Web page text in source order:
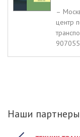
–
центр
Наши партнеры